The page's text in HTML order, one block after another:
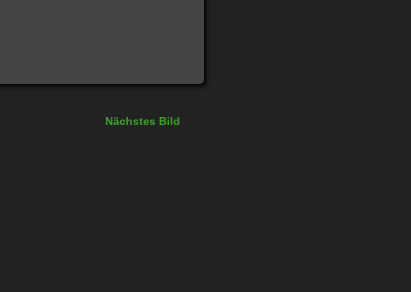
Nächstes Bild